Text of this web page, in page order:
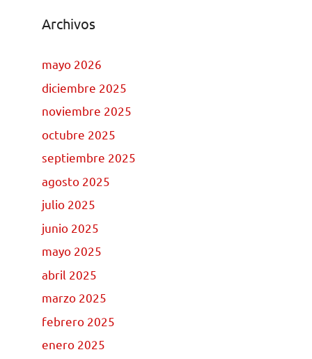
Archivos
mayo 2026
diciembre 2025
noviembre 2025
octubre 2025
septiembre 2025
agosto 2025
julio 2025
junio 2025
mayo 2025
abril 2025
marzo 2025
febrero 2025
enero 2025